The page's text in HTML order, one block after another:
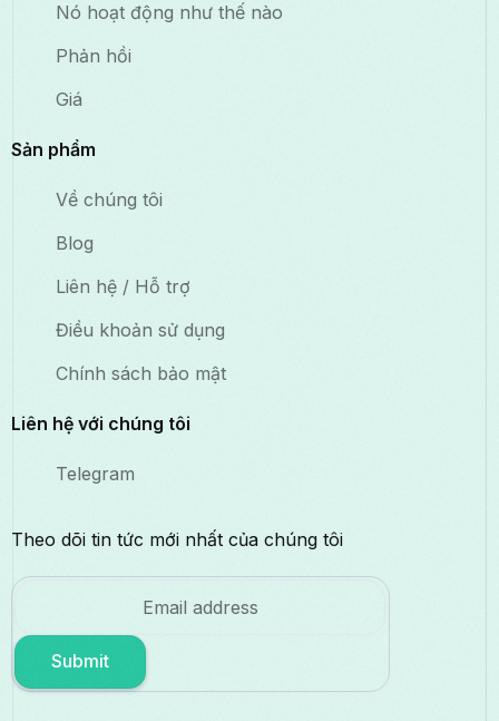
Nó hoạt động như thế nào
Phản hồi
Giá
Sản phẩm
Về chúng tôi
Blog
Liên hệ / Hỗ trợ
Điều khoản sử dụng
Chính sách bảo mật
Liên hệ với chúng tôi
Telegram
Theo dõi tin tức mới nhất của chúng tôi
Submit